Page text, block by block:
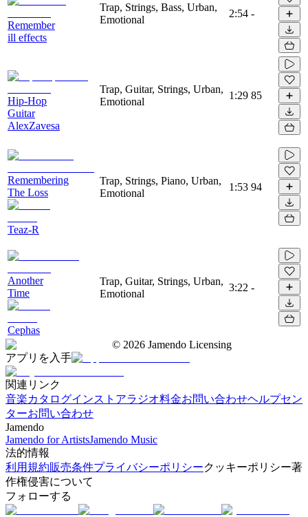
Remember
ill effects
Trap, Strings, Bass, Urban,
Emotional
2:54 -
Hip-Hop
Guitar
AlexZavesa
Trap, Guitar, Strings, Urban,
Emotional
1:29 85
Remembering
The Loss
Teaz-R
Trap, Strings, Piano, Urban,
Emotional
1:53 94
Another
Time
Cephas
Trap, Guitar, Strings, Urban,
Emotional
3:22 -
© 2026 Jamendo Licensing
アプリを入手
関連リンク
音楽カタログインストアラジオ料金お問い合わせヘルプセン
ターお問い合わせ
Jamendo
Jamendo for ArtistsJamendo Music
法的情報
利用規約販売条件プライバシーポリシークッキーポリシー著
作権侵害について
フォローする